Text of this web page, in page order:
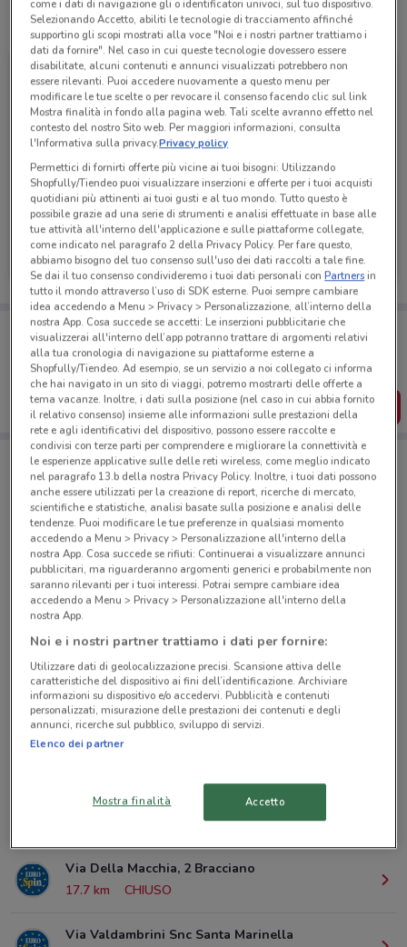
Tutte le promozioni di questo negozio
Eurospin
Scade domenica 1.4 km
Porta DoveConviene sempre con te!
Puoi trovare le migliori offerte dei negozi vicino a te,
salvarle e creare la tua lista del risparmio, comodamente
dal tuo cellulare.
SCARICA L’APP
Negozi Eurospin a Ladispoli
© MapTiler © OpenStreetMap contributors
Via Palo Laziale Ladispoli
1.7 km
CHIUSO
Via Aurelia Km 42,500 Cerveteri
2.6 km
CHIUSO
Strada Provinciale Per Tolfa Km 0,700 Santa
Severa
Via Della Macchia, 2 Bracciano
17.7 km
CHIUSO
Via Valdambrini Snc Santa Marinella
come i dati di navigazione gli o identificatori univoci, sul tuo dispositivo.
Selezionando Accetto, abiliti le tecnologie di tracciamento affinché
supportino gli scopi mostrati alla voce "Noi e i nostri partner trattiamo i
dati da fornire". Nel caso in cui queste tecnologie dovessero essere
disabilitate, alcuni contenuti e annunci visualizzati potrebbero non
essere rilevanti. Puoi accedere nuovamente a questo menu per
modificare le tue scelte o per revocare il consenso facendo clic sul link
Mostra finalità in fondo alla pagina web. Tali scelte avranno effetto nel
contesto del nostro Sito web. Per maggiori informazioni, consulta
l'Informativa sulla privacy.Privacy policy
Permettici di fornirti offerte più vicine ai tuoi bisogni: Utilizzando
Shopfully/Tiendeo puoi visualizzare inserzioni e offerte per i tuoi acquisti
quotidiani più attinenti ai tuoi gusti e al tuo mondo. Tutto questo è
possibile grazie ad una serie di strumenti e analisi effettuate in base alle
tue attività all'interno dell'applicazione e sulle piattaforme collegate,
come indicato nel paragrafo 2 della Privacy Policy. Per fare questo,
abbiamo bisogno del tuo consenso sull'uso dei dati raccolti a tale fine.
Se dai il tuo consenso condivideremo i tuoi dati personali conPartnersin
tutto il mondo attraverso l’uso di SDK esterne. Puoi sempre cambiare
idea accedendo a Menu > Privacy > Personalizzazione, all’interno della
nostra App. Cosa succede se accetti: Le inserzioni pubblicitarie che
visualizzerai all'interno dell’app potranno trattare di argomenti relativi
alla tua cronologia di navigazione su piattaforme esterne a
Shopfully/Tiendeo. Ad esempio, se un servizio a noi collegato ci informa
che hai navigato in un sito di viaggi, potremo mostrarti delle offerte a
tema vacanze. Inoltre, i dati sulla posizione (nel caso in cui abbia fornito
il relativo consenso) insieme alle informazioni sulle prestazioni della
rete e agli identificativi del dispositivo, possono essere raccolte e
condivisi con terze parti per comprendere e migliorare la connettività e
le esperienze applicative sulle delle reti wireless, come meglio indicato
nel paragrafo 13.b della nostra Privacy Policy. Inoltre, i tuoi dati possono
anche essere utilizzati per la creazione di report, ricerche di mercato,
scientifiche e statistiche, analisi basate sulla posizione e analisi delle
tendenze. Puoi modificare le tue preferenze in qualsiasi momento
accedendo a Menu > Privacy > Personalizzazione all'interno della
nostra App. Cosa succede se rifiuti: Continuerai a visualizzare annunci
pubblicitari, ma riguarderanno argomenti generici e probabilmente non
saranno rilevanti per i tuoi interessi. Potrai sempre cambiare idea
accedendo a Menu > Privacy > Personalizzazione all'interno della
nostra App.
Noi e i nostri partner trattiamo i dati per fornire:
Utilizzare dati di geolocalizzazione precisi. Scansione attiva delle
caratteristiche del dispositivo ai fini dell’identificazione. Archiviare
informazioni su dispositivo e/o accedervi. Pubblicità e contenuti
personalizzati, misurazione delle prestazioni dei contenuti e degli
annunci, ricerche sul pubblico, sviluppo di servizi.
Elenco dei partner
Mostra finalità Accetto